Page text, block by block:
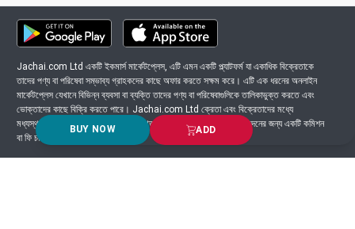
BUY NOW ADD
Jachai.com Ltd একটি ইকমার্স মার্কেটপ্লেস, এটি এমন একটি প্ল্যাটফর্ম যা একাধিক বিক্রেতাকে
তাদের পণ্য বা পরিষেবা সম্ভাব্য গ্রাহকদের কাছে অফার করতে সক্ষম করে। এটি এক ধরনের অনলাইন
মার্কেটপ্লেস যেখানে বিভিন্ন ব্যবসা বা ব্যক্তি তাদের পণ্য বা পরিষেবাগুলিকে তালিকাভুক্ত করতে এবং
ভোক্তাদের কাছে বিক্রি করতে পারে। Jachai.com Ltd ক্রেতা এবং বিক্রেতাদের মধ্যে
মধ্যস্থতাকারী হিসাবে কাজ করে এবং সাধারণত প্ল্যাটফর্মে সংঘটিত প্রতিটি লেনদেনের জন্য একটি কমিশন
বা ফি চার্জ করে।